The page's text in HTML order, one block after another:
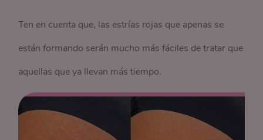
Ten en cuenta que, las estrías rojas que apenas se
están formando serán mucho más fáciles de tratar que
aquellas que ya llevan más tiempo.